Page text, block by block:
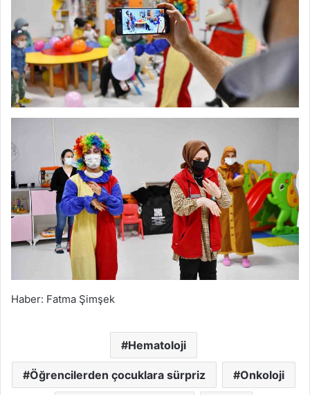
Haber: Fatma Şimşek
Hematoloji
Öğrencilerden çocuklara sürpriz Onkoloji